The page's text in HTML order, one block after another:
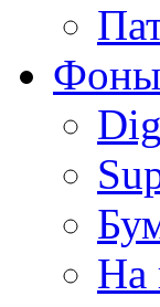
Фоны
На